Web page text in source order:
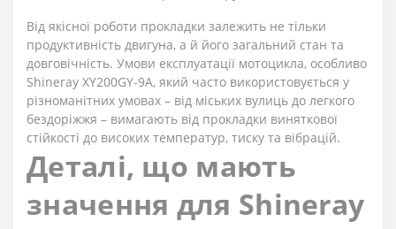
Від якісної роботи прокладки залежить не тільки
продуктивність двигуна, а й його загальний стан та
довговічність. Умови експлуатації мотоцикла, особливо
Shineray XY200GY-9A, який часто використовується у
різноманітних умовах – від міських вулиць до легкого
бездоріжжя – вимагають від прокладки виняткової
стійкості до високих температур, тиску та вібрацій.
Деталі, що мають
значення для Shineray